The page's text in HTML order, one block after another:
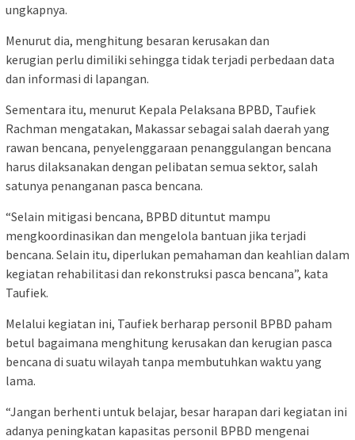
ungkapnya.
Menurut dia, menghitung besaran kerusakan dan
kerugian perlu dimiliki sehingga tidak terjadi perbedaan data
dan informasi di lapangan.
Sementara itu, menurut Kepala Pelaksana BPBD, Taufiek
Rachman mengatakan, Makassar sebagai salah daerah yang
rawan bencana, penyelenggaraan penanggulangan bencana
harus dilaksanakan dengan pelibatan semua sektor, salah
satunya penanganan pasca bencana.
“Selain mitigasi bencana, BPBD dituntut mampu
mengkoordinasikan dan mengelola bantuan jika terjadi
bencana. Selain itu, diperlukan pemahaman dan keahlian dalam
kegiatan rehabilitasi dan rekonstruksi pasca bencana”, kata
Taufiek.
Melalui kegiatan ini, Taufiek berharap personil BPBD paham
betul bagaimana menghitung kerusakan dan kerugian pasca
bencana di suatu wilayah tanpa membutuhkan waktu yang
lama.
“Jangan berhenti untuk belajar, besar harapan dari kegiatan ini
adanya peningkatan kapasitas personil BPBD mengenai